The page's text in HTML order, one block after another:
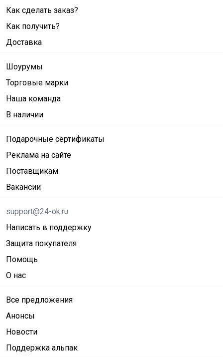
Как сделать заказ?
Как получить?
Доставка
Шоурумы
Торговые марки
Наша команда
В наличии
Подарочные сертификаты
Реклама на сайте
Поставщикам
Вакансии
support@24-ok.ru
Написать в поддержку
Защита покупателя
Помощь
О нас
Все предложения
Анонсы
Новости
Поддержка альпак